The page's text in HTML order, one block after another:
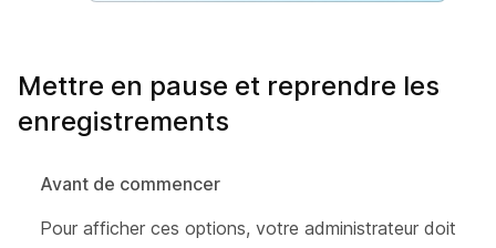
Mettre en pause et reprendre les
enregistrements
Avant de commencer
Pour afficher ces options, votre administrateur doit